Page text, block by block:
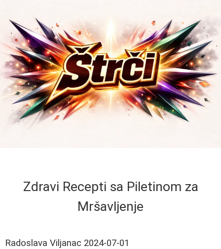
Zdravi Recepti sa Piletinom za
Mršavljenje
Radoslava Viljanac 2024-07-01